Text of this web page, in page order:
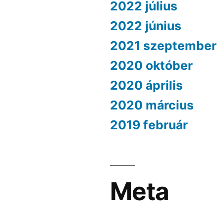
2022 július
2022 június
2021 szeptember
2020 október
2020 április
2020 március
2019 február
Meta